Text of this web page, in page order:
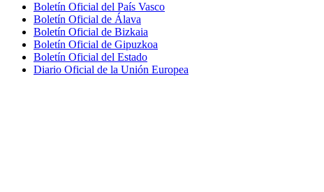
Boletín Oficial del País Vasco
Boletín Oficial de Álava
Boletín Oficial de Bizkaia
Boletín Oficial de Gipuzkoa
Boletín Oficial del Estado
Diario Oficial de la Unión Europea